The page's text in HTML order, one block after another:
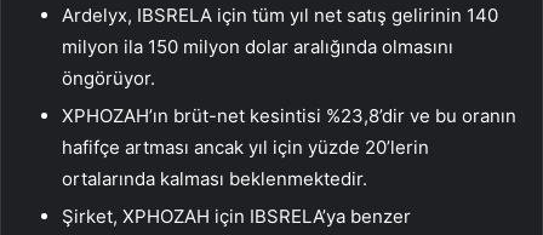
Ardelyx, IBSRELA için tüm yıl net satış gelirinin 140
milyon ila 150 milyon dolar aralığında olmasını
öngörüyor.
XPHOZAH’ın brüt-net kesintisi %23,8’dir ve bu oranın
hafifçe artması ancak yıl için yüzde 20’lerin
ortalarında kalması beklenmektedir.
Şirket, XPHOZAH için IBSRELA’ya benzer